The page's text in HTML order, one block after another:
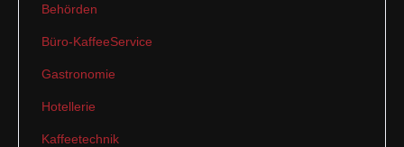
Behörden
Büro-KaffeeService
Gastronomie
Hotellerie
Kaffeetechnik